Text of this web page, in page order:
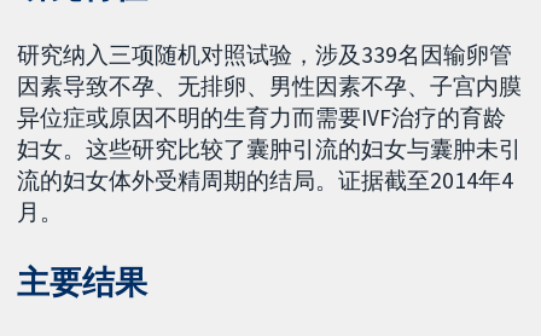
研究纳入三项随机对照试验，涉及339名因输卵管
因素导致不孕、无排卵、男性因素不孕、子宫内膜
异位症或原因不明的生育力而需要IVF治疗的育龄
妇女。这些研究比较了囊肿引流的妇女与囊肿未引
流的妇女体外受精周期的结局。证据截至2014年4
月。
主要结果